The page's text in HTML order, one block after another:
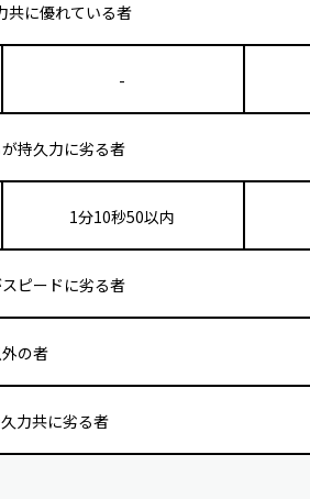
共に優れている者
-
持久力に劣る者
1分10秒50以内
ピードに劣る者
の者
力共に劣る者